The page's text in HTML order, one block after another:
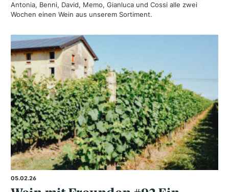
Antonia, Benni, David, Memo, Gianluca und Cossi alle zwei
Wochen einen Wein aus unserem Sortiment.
05.02.26